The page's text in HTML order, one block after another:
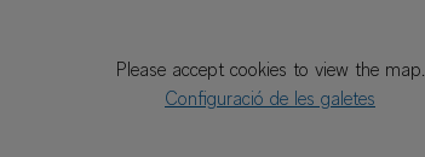
Please accept cookies to view the map.
Configuració de les galetes